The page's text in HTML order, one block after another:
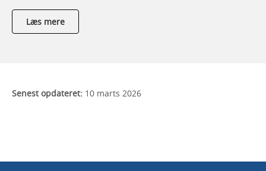
Læs mere
Senest opdateret: 10 marts 2026